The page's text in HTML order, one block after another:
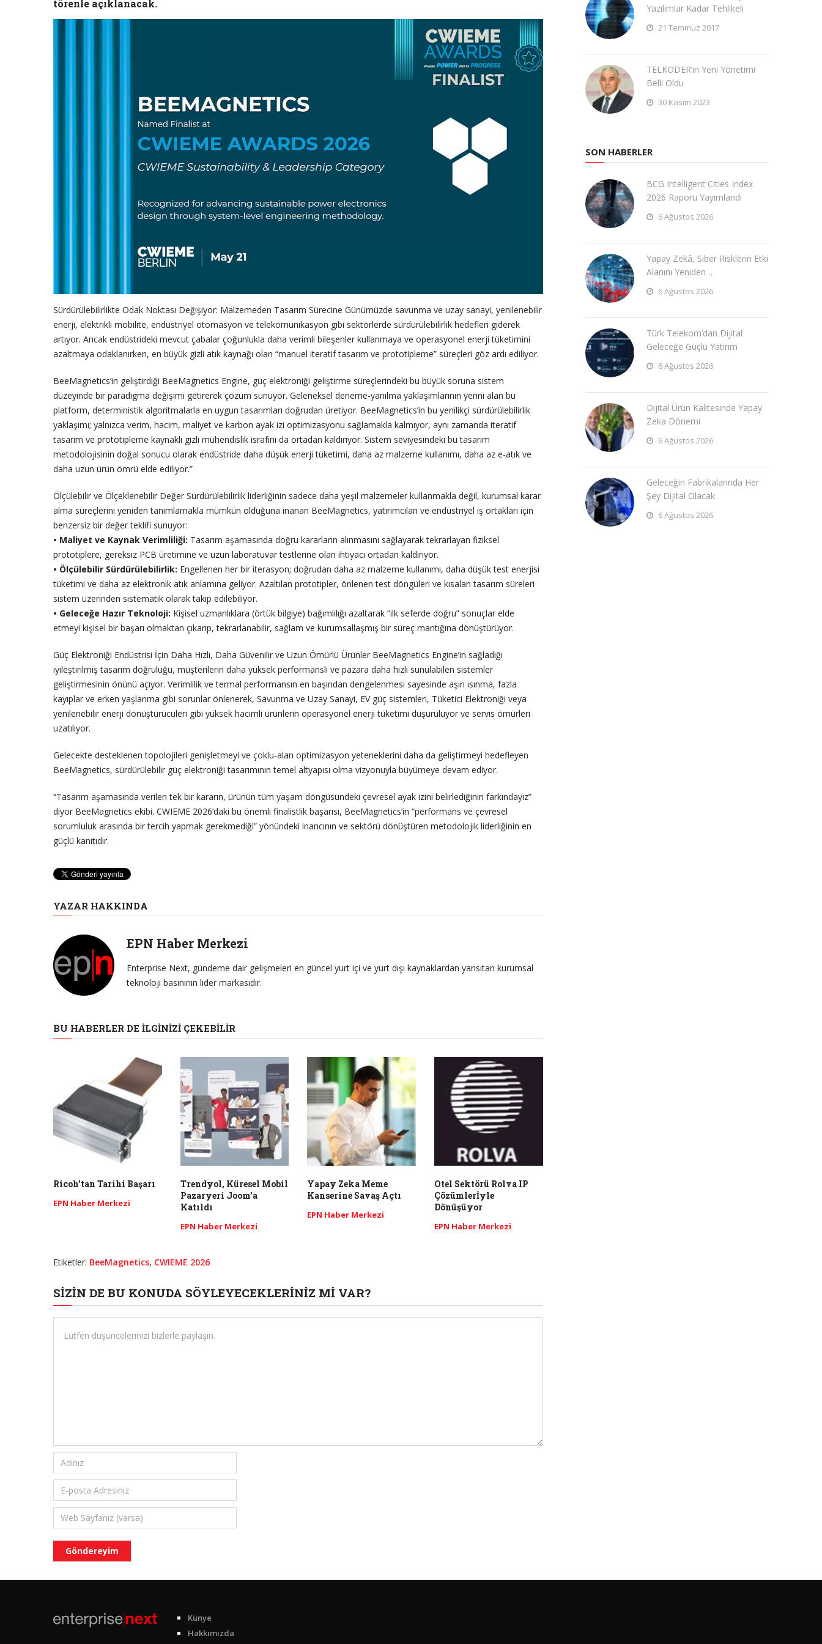
törenle açıklanacak.
Sürdürülebilirlikte Odak Noktası Değişiyor: Malzemeden Tasarım Sürecine Günümüzde savunma ve uzay sanayi, yenilenebilir
enerji, elektrikli mobilite, endüstriyel otomasyon ve telekomünikasyon gibi sektörlerde sürdürülebilirlik hedefleri giderek
artıyor. Ancak endüstrideki mevcut çabalar çoğunlukla daha verimli bileşenler kullanmaya ve operasyonel enerji tüketimini
azaltmaya odaklanırken, en büyük gizli atık kaynağı olan “manuel iteratif tasarım ve prototipleme” süreçleri göz ardı ediliyor.
BeeMagnetics’in geliştirdiği BeeMagnetics Engine, güç elektroniği geliştirme süreçlerindeki bu büyük soruna sistem
düzeyinde bir paradigma değişimi getirerek çözüm sunuyor. Geleneksel deneme-yanılma yaklaşımlarının yerini alan bu
platform, deterministik algoritmalarla en uygun tasarımları doğrudan üretiyor. BeeMagnetics’in bu yenilikçi sürdürülebilirlik
yaklaşımı; yalnızca verim, hacim, maliyet ve karbon ayak izi optimizasyonu sağlamakla kalmıyor, aynı zamanda iteratif
tasarım ve prototipleme kaynaklı gizli mühendislik israfını da ortadan kaldırıyor. Sistem seviyesindeki bu tasarım
metodolojisinin doğal sonucu olarak endüstride daha düşük enerji tüketimi, daha az malzeme kullanımı, daha az e-atık ve
daha uzun ürün ömrü elde ediliyor.”
Ölçülebilir ve Ölçeklenebilir Değer Sürdürülebilirlik liderliğinin sadece daha yeşil malzemeler kullanmakla değil, kurumsal karar
alma süreçlerini yeniden tanımlamakla mümkün olduğuna inanan BeeMagnetics, yatırımcıları ve endüstriyel iş ortakları için
benzersiz bir değer teklifi sunuyor:
• Maliyet ve Kaynak Verimliliği: Tasarım aşamasında doğru kararların alınmasını sağlayarak tekrarlayan fiziksel
prototiplere, gereksiz PCB üretimine ve uzun laboratuvar testlerine olan ihtiyacı ortadan kaldırıyor.
• Ölçülebilir Sürdürülebilirlik: Engellenen her bir iterasyon; doğrudan daha az malzeme kullanımı, daha düşük test enerjisi
tüketimi ve daha az elektronik atık anlamına geliyor. Azaltılan prototipler, önlenen test döngüleri ve kısalan tasarım süreleri
sistem üzerinden sistematik olarak takip edilebiliyor.
• Geleceğe Hazır Teknoloji: Kişisel uzmanlıklara (örtük bilgiye) bağımlılığı azaltarak “ilk seferde doğru” sonuçlar elde
etmeyi kişisel bir başarı olmaktan çıkarıp, tekrarlanabilir, sağlam ve kurumsallaşmış bir süreç mantığına dönüştürüyor.
Güç Elektroniği Endüstrisi İçin Daha Hızlı, Daha Güvenilir ve Uzun Ömürlü Ürünler BeeMagnetics Engine’in sağladığı
iyileştirilmiş tasarım doğruluğu, müşterilerin daha yüksek performanslı ve pazara daha hızlı sunulabilen sistemler
geliştirmesinin önünü açıyor. Verimlilik ve termal performansın en başından dengelenmesi sayesinde aşırı ısınma, fazla
kayıplar ve erken yaşlanma gibi sorunlar önlenerek, Savunma ve Uzay Sanayi, EV güç sistemleri, Tüketici Elektroniği veya
yenilenebilir enerji dönüştürücüleri gibi yüksek hacimli ürünlerin operasyonel enerji tüketimi düşürülüyor ve servis ömürleri
uzatılıyor.
Gelecekte desteklenen topolojileri genişletmeyi ve çoklu-alan optimizasyon yeteneklerini daha da geliştirmeyi hedefleyen
BeeMagnetics, sürdürülebilir güç elektroniği tasarımının temel altyapısı olma vizyonuyla büyümeye devam ediyor.
“Tasarım aşamasında verilen tek bir kararın, ürünün tüm yaşam döngüsündeki çevresel ayak izini belirlediğinin farkındayız”
diyor BeeMagnetics ekibi. CWIEME 2026’daki bu önemli finalistlik başarısı, BeeMagnetics’in “performans ve çevresel
sorumluluk arasında bir tercih yapmak gerekmediği” yönündeki inancının ve sektörü dönüştüren metodolojik liderliğinin en
güçlü kanıtıdır.
YAZAR HAKKINDA
EPN Haber Merkezi
Enterprise Next, gündeme dair gelişmeleri en güncel yurt içi ve yurt dışı kaynaklardan yansıtan kurumsal
teknoloji basınının lider markasıdır.
BU HABERLER DE İLGINIZI ÇEKEBILIR
Ricoh’tan Tarihi Başarı
EPN Haber Merkezi
Trendyol, Küresel Mobil
Pazaryeri Joom’a
Katıldı
EPN Haber Merkezi
Yapay Zeka Meme
Kanserine Savaş Açtı
EPN Haber Merkezi
Otel Sektörü Rolva IP
Çözümlerİyle
Dönüşüyor
EPN Haber Merkezi
Etiketler: BeeMagnetics, CWIEME 2026
SIZIN DE BU KONUDA SÖYLEYECEKLERINIZ MI VAR?
Yazılımlar Kadar Tehlikeli
21 Temmuz 2017
TELKODER’in Yeni Yönetimi
Belli Oldu
30 Kasım 2023
SON HABERLER
BCG Intelligent Cities Index
2026 Raporu Yayımlandı
6 Ağustos 2026
Yapay Zekâ, Siber Risklerin Etki
Alanını Yeniden …
6 Ağustos 2026
Türk Telekom’dan Dijital
Geleceğe Güçlü Yatırım
6 Ağustos 2026
Dijital Ürün Kalitesinde Yapay
Zeka Dönemi
6 Ağustos 2026
Geleceğin Fabrikalarında Her
Şey Dijital Olacak
6 Ağustos 2026
Künye
Hakkımızda